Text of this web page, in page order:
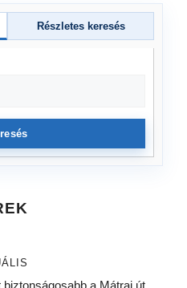
Részletes keresés